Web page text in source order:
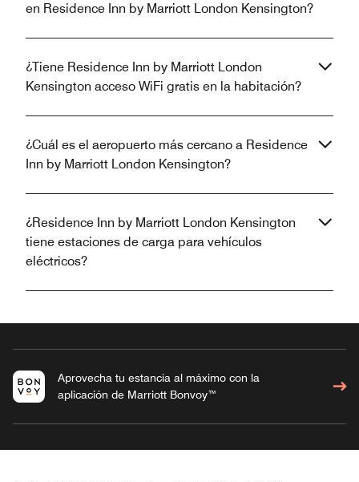
en Residence Inn by Marriott London Kensington?
¿Tiene Residence Inn by Marriott London
Kensington acceso WiFi gratis en la habitación?
¿Cuál es el aeropuerto más cercano a Residence
Inn by Marriott London Kensington?
¿Residence Inn by Marriott London Kensington
tiene estaciones de carga para vehículos
eléctricos?
Aprovecha tu estancia al máximo con la
aplicación de Marriott Bonvoy™